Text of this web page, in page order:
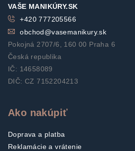
VAŠE MANIKÚRY.SK
+420 777205566
obchod@vasemanikury.sk
Pokojná 2707/6, 160 00 Praha 6
Česká republika
IČ: 14658089
DIČ: CZ 7152204213
Ako nakúpiť
Doprava a platba
Reklamácie a vrátenie